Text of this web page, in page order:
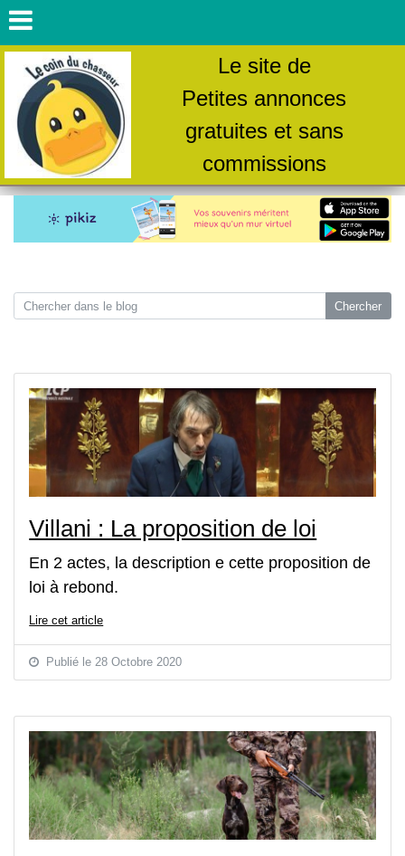
Le site de
Petites annonces
gratuites et sans
commissions
Villani : La proposition de loi
En 2 actes, la description e cette proposition de
loi à rebond.
Lire cet article
Publié le 28 Octobre 2020